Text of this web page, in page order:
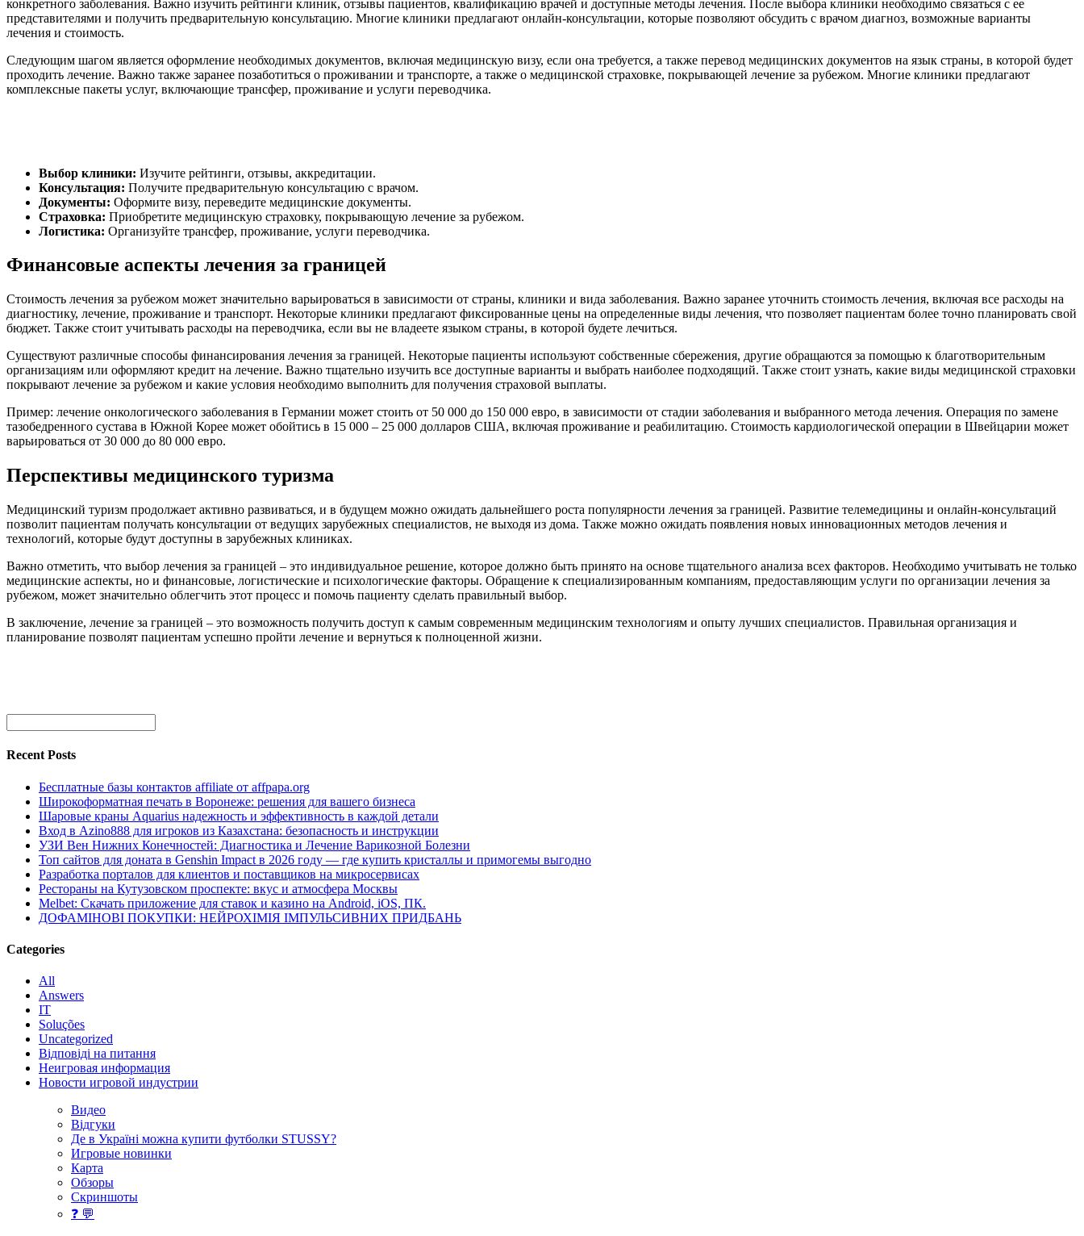
конкретного заболевания. Важно изучить рейтинги клиник, отзывы пациентов, квалификацию врачей и доступные методы лечения. После выбора клиники необходимо связаться с ее
представителями и получить предварительную консультацию. Многие клиники предлагают онлайн-консультации, которые позволяют обсудить с врачом диагноз, возможные варианты
лечения и стоимость.
Следующим шагом является оформление необходимых документов, включая медицинскую визу, если она требуется, а также перевод медицинских документов на язык страны, в которой будет
проходить лечение. Важно также заранее позаботиться о проживании и транспорте, а также о медицинской страховке, покрывающей лечение за рубежом. Многие клиники предлагают
комплексные пакеты услуг, включающие трансфер, проживание и услуги переводчика.
Выбор клиники: Изучите рейтинги, отзывы, аккредитации.
Консультация: Получите предварительную консультацию с врачом.
Документы: Оформите визу, переведите медицинские документы.
Страховка: Приобретите медицинскую страховку, покрывающую лечение за рубежом.
Логистика: Организуйте трансфер, проживание, услуги переводчика.
Финансовые аспекты лечения за границей
Стоимость лечения за рубежом может значительно варьироваться в зависимости от страны, клиники и вида заболевания. Важно заранее уточнить стоимость лечения, включая все расходы на
диагностику, лечение, проживание и транспорт. Некоторые клиники предлагают фиксированные цены на определенные виды лечения, что позволяет пациентам более точно планировать свой
бюджет. Также стоит учитывать расходы на переводчика, если вы не владеете языком страны, в которой будете лечиться.
Существуют различные способы финансирования лечения за границей. Некоторые пациенты используют собственные сбережения, другие обращаются за помощью к благотворительным
организациям или оформляют кредит на лечение. Важно тщательно изучить все доступные варианты и выбрать наиболее подходящий. Также стоит узнать, какие виды медицинской страховки
покрывают лечение за рубежом и какие условия необходимо выполнить для получения страховой выплаты.
Пример: лечение онкологического заболевания в Германии может стоить от 50 000 до 150 000 евро, в зависимости от стадии заболевания и выбранного метода лечения. Операция по замене
тазобедренного сустава в Южной Корее может обойтись в 15 000 – 25 000 долларов США, включая проживание и реабилитацию. Стоимость кардиологической операции в Швейцарии может
варьироваться от 30 000 до 80 000 евро.
Перспективы медицинского туризма
Медицинский туризм продолжает активно развиваться, и в будущем можно ожидать дальнейшего роста популярности лечения за границей. Развитие телемедицины и онлайн-консультаций
позволит пациентам получать консультации от ведущих зарубежных специалистов, не выходя из дома. Также можно ожидать появления новых инновационных методов лечения и
технологий, которые будут доступны в зарубежных клиниках.
Важно отметить, что выбор лечения за границей – это индивидуальное решение, которое должно быть принято на основе тщательного анализа всех факторов. Необходимо учитывать не только
медицинские аспекты, но и финансовые, логистические и психологические факторы. Обращение к специализированным компаниям, предоставляющим услуги по организации лечения за
рубежом, может значительно облегчить этот процесс и помочь пациенту сделать правильный выбор.
В заключение, лечение за границей – это возможность получить доступ к самым современным медицинским технологиям и опыту лучших специалистов. Правильная организация и
планирование позволят пациентам успешно пройти лечение и вернуться к полноценной жизни.
Recent Posts
Бесплатные базы контактов affiliate от affpapa.org
Широкоформатная печать в Воронеже: решения для вашего бизнеса
Шаровые краны Aquarius надежность и эффективность в каждой детали
Вход в Azino888 для игроков из Казахстана: безопасность и инструкции
УЗИ Вен Нижних Конечностей: Диагностика и Лечение Варикозной Болезни
Топ сайтов для доната в Genshin Impact в 2026 году — где купить кристаллы и примогемы выгодно
Разработка порталов для клиентов и поставщиков на микросервисах
Рестораны на Кутузовском проспекте: вкус и атмосфера Москвы
Melbet: Скачать приложение для ставок и казино на Android, iOS, ПК.
ДОФАМІНОВІ ПОКУПКИ: НЕЙРОХІМІЯ ІМПУЛЬСИВНИХ ПРИДБАНЬ
Categories
All
Answers
IT
Soluções
Uncategorized
Відповіді на питання
Неигровая информация
Новости игровой индустрии
Видео
Відгуки
Де в Україні можна купити футболки STUSSY?
Игровые новинки
Карта
Обзоры
Скриншоты
❓ 💬